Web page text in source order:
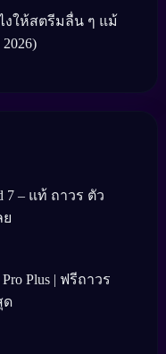
ไงให้สตรีมลื่น ๆ แม้
7 – แท้ ถาวร ตัว
ย
Plus | ฟรีถาวร
ด